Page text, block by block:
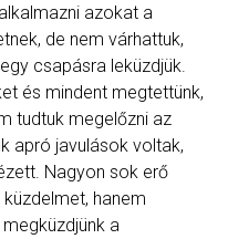
azokat a
de nem várhattuk,
csapásra leküzdjük.
és mindent megtettünk,
tudtuk megelőzni az
apró javulások voltak,
Nagyon sok erő
hanem
a